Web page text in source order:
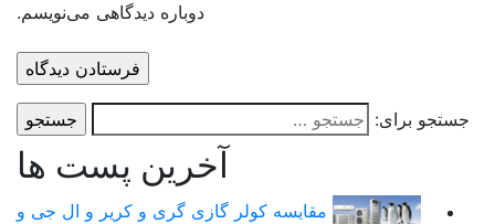
دوباره دیدگاهی می‌نویسم.
برای:
آخرین پست ها
مقایسه کولر گازی گری و کریر و ال جی و